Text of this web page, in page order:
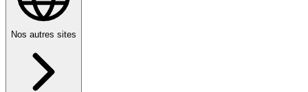
Nos autres sites